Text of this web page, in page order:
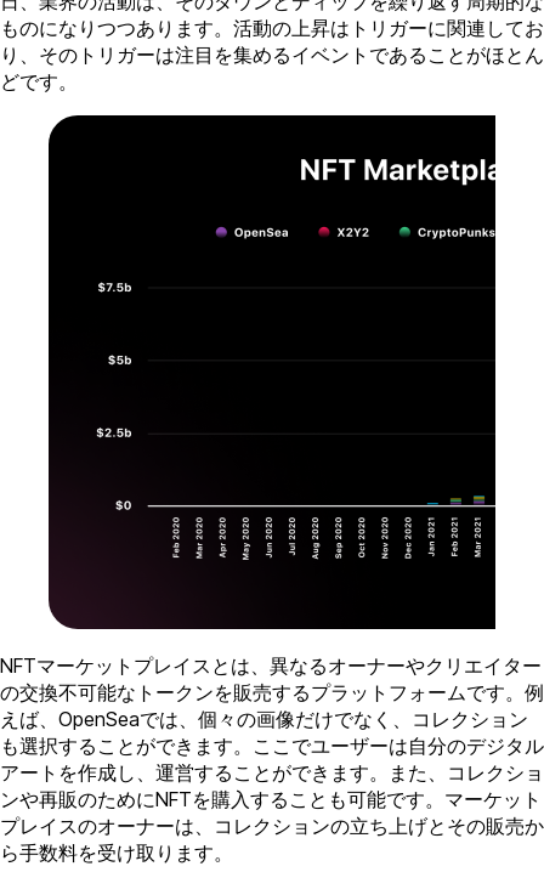
ものになりつつあります。活動の上昇はトリガーに関連してお
り、そのトリガーは注目を集めるイベントであることがほとん
どです。
NFTマーケットプレイスとは、異なるオーナーやクリエイター
の交換不可能なトークンを販売するプラットフォームです。例
えば、OpenSeaでは、個々の画像だけでなく、コレクション
も選択することができます。ここでユーザーは自分のデジタル
アートを作成し、運営することができます。また、コレクショ
ンや再販のためにNFTを購入することも可能です。マーケット
プレイスのオーナーは、コレクションの立ち上げとその販売か
ら手数料を受け取ります。